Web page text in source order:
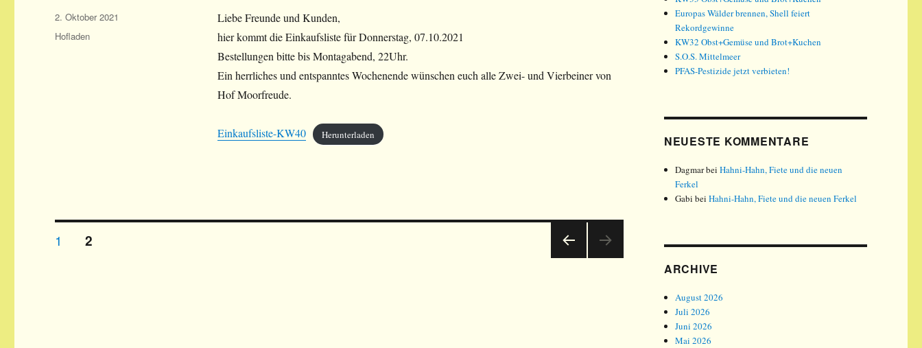
Liebe Freunde und Kunden,
hier kommt die Einkaufsliste für Donnerstag, 07.10.2021
Bestellungen bitte bis Montagabend, 22Uhr.
Ein herrliches und entspanntes Wochenende wünschen euch alle Zwei- und Vierbeiner von
Hof Moorfreude.
Einkaufsliste-KW40 Herunterladen
Veröffentlicht
am
2. Oktober 2021
Kategorien
Hofladen
Beitrags-
SEITE
1 SEITE
2
Europas Wälder brennen, Shell feiert
Rekordgewinne
KW32 Obst+Gemüse und Brot+Kuchen
S.O.S. Mittelmeer
PFAS-Pestizide jetzt verbieten!
NEUESTE KOMMENTARE
DagmarbeiHahni-Hahn, Fiete und die neuen
Ferkel
Gabi beiHahni-Hahn, Fiete und die neuen Ferkel
ARCHIVE
August 2026
Juli 2026
Juni 2026
Mai 2026